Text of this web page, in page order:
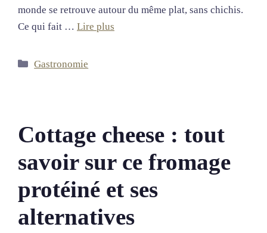
monde se retrouve autour du même plat, sans chichis.
Ce qui fait … Lire plus
Catégories
Gastronomie
Cottage cheese : tout
savoir sur ce fromage
protéiné et ses
alternatives